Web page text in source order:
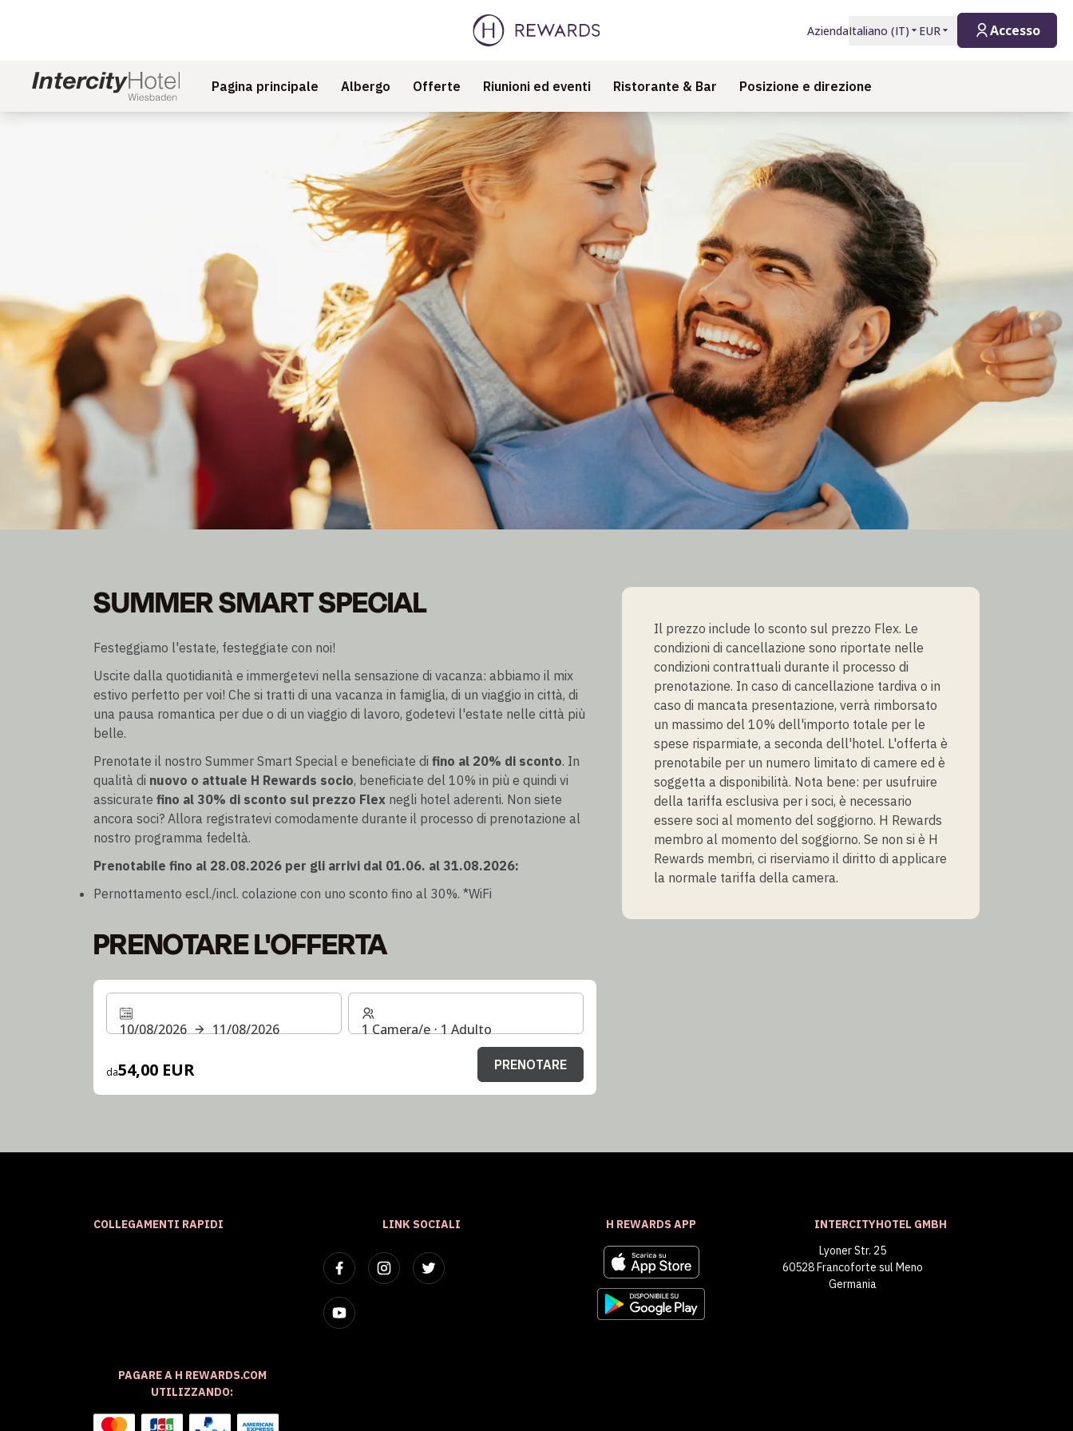
AziendaItaliano (IT) EUR Accesso
Pagina principale Albergo Offerte Riunioni ed eventi Ristorante & Bar Posizione e direzione
Diventa socio e risparmia fino al 30% di sconto
SUMMER SMART SPECIAL
Festeggiamo l'estate, festeggiate con noi!
Uscite dalla quotidianità e immergetevi nella sensazione di vacanza: abbiamo il mix
estivo perfetto per voi! Che si tratti di una vacanza in famiglia, di un viaggio in città, di
una pausa romantica per due o di un viaggio di lavoro, godetevi l'estate nelle città più
belle.
Prenotate il nostro Summer Smart Special e beneficiate di fino al 20% di sconto. In
qualità di nuovo o attuale H Rewards socio, beneficiate del 10% in più e quindi vi
assicurate fino al 30% di sconto sul prezzo Flex negli hotel aderenti. Non siete
ancora soci? Allora registratevi comodamente durante il processo di prenotazione al
nostro programma fedeltà.
Prenotabile fino al 28.08.2026 per gli arrivi dal 01.06. al 31.08.2026:
Pernottamento escl./incl. colazione con uno sconto fino al 30%. *WiFi
PRENOTARE L'OFFERTA
10/08/2026 11/08/2026
da54,00 EUR
1 Camera/e ⋅ 1 Adulto
PRENOTARE
Il prezzo include lo sconto sul prezzo Flex. Le
condizioni di cancellazione sono riportate nelle
condizioni contrattuali durante il processo di
prenotazione. In caso di cancellazione tardiva o in
caso di mancata presentazione, verrà rimborsato
un massimo del 10% dell'importo totale per le
spese risparmiate, a seconda dell'hotel. L'offerta è
prenotabile per un numero limitato di camere ed è
soggetta a disponibilità. Nota bene: per usufruire
della tariffa esclusiva per i soci, è necessario
essere soci al momento del soggiorno. H Rewards
membro al momento del soggiorno. Se non si è H
Rewards membri, ci riserviamo il diritto di applicare
la normale tariffa della camera.
COLLEGAMENTI RAPIDI LINK SOCIALI H REWARDS APP
INTERCITYHOTEL GMBH
Lyoner Str. 25
60528 Francoforte sul Meno
Germania
PAGARE A H REWARDS.COM
UTILIZZANDO: